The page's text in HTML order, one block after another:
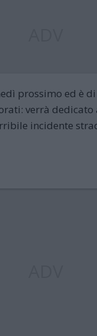
prossimo ed è
verrà dedicato
incidente